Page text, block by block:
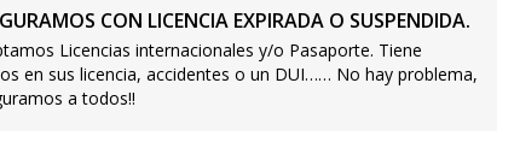
CON LICENCIA EXPIRADA O SUSPENDIDA.
Licencias internacionales y/o Pasaporte. Tiene
en sus licencia, accidentes o un DUI…… No hay problema,
a todos!!